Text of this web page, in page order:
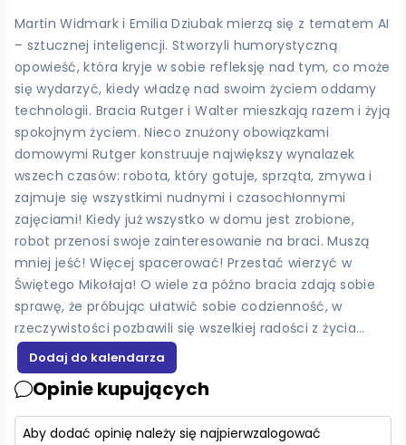
Martin Widmark i Emilia Dziubak mierzą się z tematem AI
– sztucznej inteligencji. Stworzyli humorystyczną
opowieść, która kryje w sobie refleksję nad tym, co może
się wydarzyć, kiedy władzę nad swoim życiem oddamy
technologii. Bracia Rutger i Walter mieszkają razem i żyją
spokojnym życiem. Nieco znużony obowiązkami
domowymi Rutger konstruuje największy wynalazek
wszech czasów: robota, który gotuje, sprząta, zmywa i
zajmuje się wszystkimi nudnymi i czasochłonnymi
zajęciami! Kiedy już wszystko w domu jest zrobione,
robot przenosi swoje zainteresowanie na braci. Muszą
mniej jeść! Więcej spacerować! Przestać wierzyć w
Świętego Mikołaja! O wiele za późno bracia zdają sobie
sprawę, że próbując ułatwić sobie codzienność, w
rzeczywistości pozbawili się wszelkiej radości z życia…
Opinie kupujących
Aby dodać opinię należy się najpierwzalogować